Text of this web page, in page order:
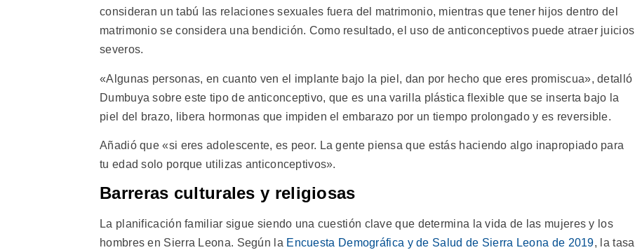
consideran un tabú las relaciones sexuales fuera del matrimonio, mientras que tener hijos dentro del
matrimonio se considera una bendición. Como resultado, el uso de anticonceptivos puede atraer juicios
severos.
«Algunas personas, en cuanto ven el implante bajo la piel, dan por hecho que eres promiscua», detalló
Dumbuya sobre este tipo de anticonceptivo, que es una varilla plástica flexible que se inserta bajo la
piel del brazo, libera hormonas que impiden el embarazo por un tiempo prolongado y es reversible.
Añadió que «si eres adolescente, es peor. La gente piensa que estás haciendo algo inapropiado para
tu edad solo porque utilizas anticonceptivos».
Barreras culturales y religiosas
La planificación familiar sigue siendo una cuestión clave que determina la vida de las mujeres y los
hombres en Sierra Leona. Según la Encuesta Demográfica y de Salud de Sierra Leona de 2019, la tasa